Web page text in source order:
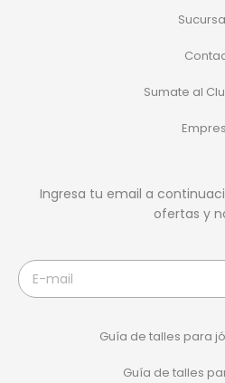
Sumate al
Ingresa tu email a
ofertas y
Guía de talles para
Guía de talles